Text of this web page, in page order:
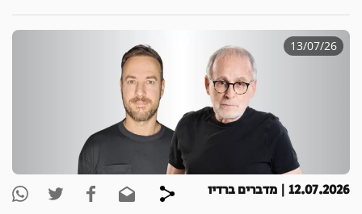
13/07/26
12.07.2026 | מדברים ברדיו